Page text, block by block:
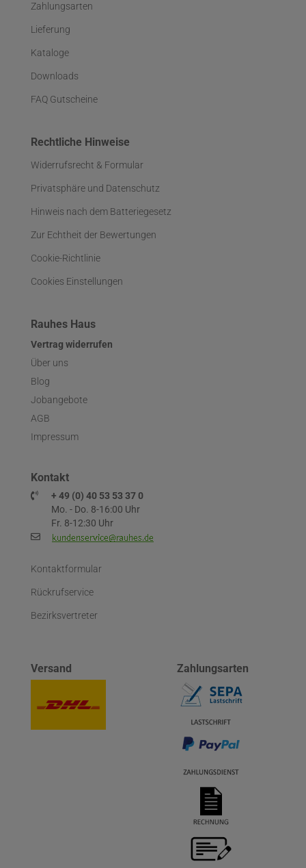
Zahlungsarten
Lieferung
Kataloge
Downloads
FAQ Gutscheine
Rechtliche Hinweise
Widerrufsrecht & Formular
Privatsphäre und Datenschutz
Hinweis nach dem Batteriegesetz
Zur Echtheit der Bewertungen
Cookie-Richtlinie
Cookies Einstellungen
Rauhes Haus
Vertrag widerrufen
Über uns
Blog
Jobangebote
AGB
Impressum
Kontakt
+ 49 (0) 40 53 53 37 0
Mo. - Do. 8-16:00 Uhr
Fr. 8-12:30 Uhr
Kontaktformular
Rückrufservice
Bezirksvertreter
Versand Zahlungsarten